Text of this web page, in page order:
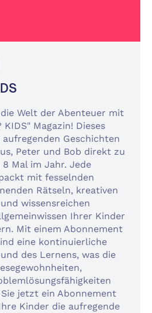
Welt der Abenteuer mit
KIDS" Magazin! Dieses
Geschichten
Peter und Bob direkt zu
Mal im Jahr. Jede
mit fesselnden
Rätseln, kreativen
wissensreichen
Ihrer Kinder
Mit einem Abonnement
eine kontinuierliche
des Lernens, was die
jetzt ein Abonnement
Kinder die aufregende